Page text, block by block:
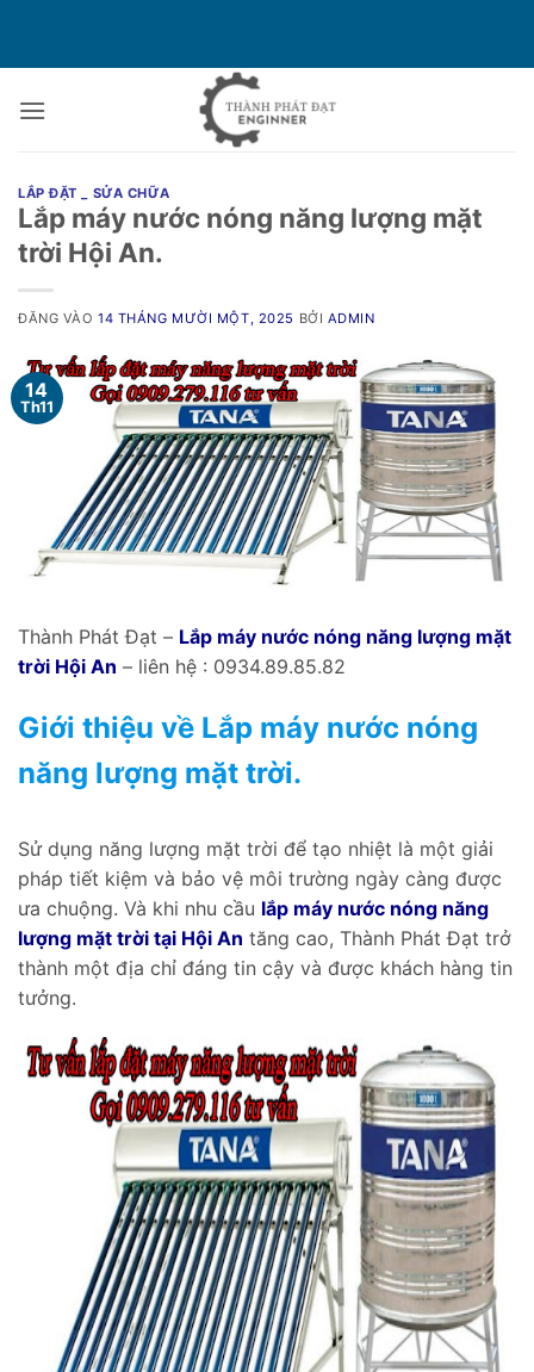
nội
dung
LẮP ĐẶT _ SỬA CHỮA
Lắp máy nước nóng năng lượng mặt
trời Hội An.
ĐĂNG VÀO14 THÁNG MƯỜI MỘT, 2025 BỞI ADMIN
14
Th11
Thành Phát Đạt – Lắp máy nước nóng năng lượng mặt
trời Hội An – liên hệ : 0934.89.85.82
Giới thiệu về Lắp máy nước nóng
năng lượng mặt trời.
Sử dụng năng lượng mặt trời để tạo nhiệt là một giải
pháp tiết kiệm và bảo vệ môi trường ngày càng được
ưa chuộng. Và khi nhu cầu lắp máy nước nóng năng
lượng mặt trời tại Hội An tăng cao, Thành Phát Đạt trở
thành một địa chỉ đáng tin cậy và được khách hàng tin
tưởng.